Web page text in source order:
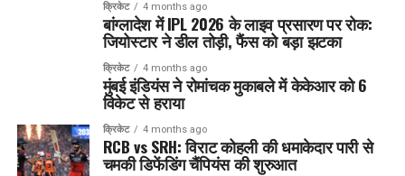
क्रिकेट 4 months ago
बांग्लादेश में IPL 2026 के लाइव प्रसारण पर रोक:
जियोस्टार ने डील तोड़ी, फैंस को बड़ा झटका
क्रिकेट 4 months ago
मुंबई इंडियंस ने रोमांचक मुकाबले में केकेआर को 6
विकेट से हराया
क्रिकेट 4 months ago
RCB vs SRH: विराट कोहली की धमाकेदार पारी से
चमकी डिफेंडिंग चैंपियंस की शुरुआत